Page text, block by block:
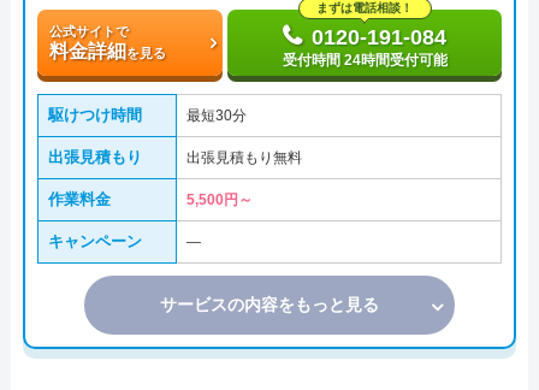
公式サイトで
料金詳細を見る
まずは電話相談！
0120-191-084
受付時間 24時間受付可能
駆けつけ時間 最短30分
出張見積もり 出張見積もり無料
作業料金 5,500円～
キャンペーン ―
サービスの内容をもっと見る